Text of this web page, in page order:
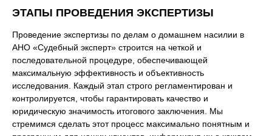
ЭТАПЫ ПРОВЕДЕНИЯ ЭКСПЕРТИЗЫ
Проведение экспертизы по делам о домашнем насилии в
АНО «Судебный эксперт» строится на четкой и
последовательной процедуре, обеспечивающей
максимальную эффективность и объективность
исследования. Каждый этап строго регламентирован и
контролируется, чтобы гарантировать качество и
юридическую значимость итогового заключения. Мы
стремимся сделать этот процесс максимально понятным и